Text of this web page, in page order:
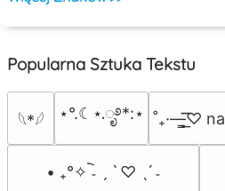
Popularna Sztuka Tekstu
𓆩*𓆪 ⋆°.☾⋆.ೃ࿔*:⋆ ˚₊·—̳͟͞͞♡
• ₊°✧︡ ˗ ˏ ˋ ♡ ˎˊ ˗